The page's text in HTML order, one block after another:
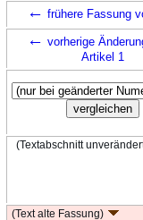
← frühere Fassung
← vorherige
Artikel 1
(Textabschnitt
(Text alte Fassung)